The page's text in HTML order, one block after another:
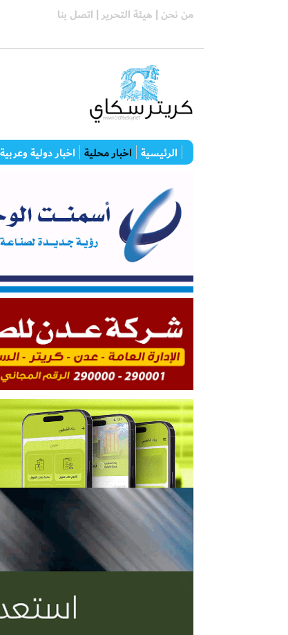
من نحن | هيئة التحرير | اتصل بنا
الرئيسية اخبار محلية اخبار دولية وعربية